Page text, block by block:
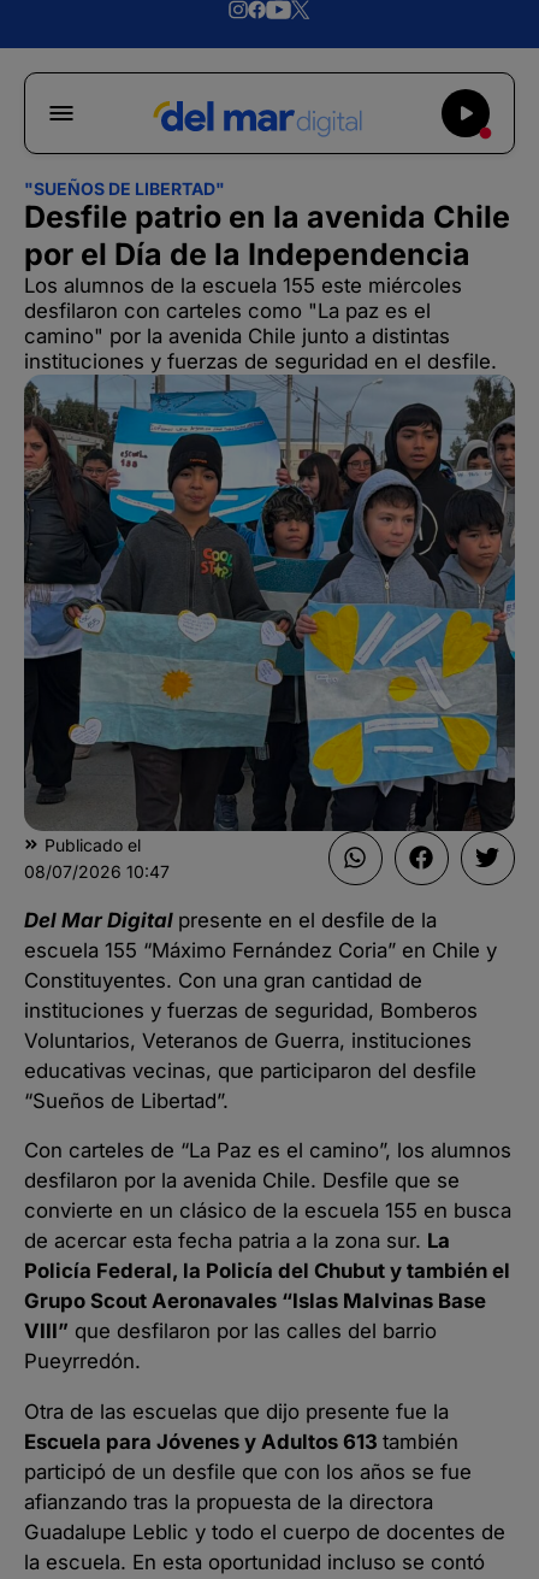
"SUEÑOS DE LIBERTAD"
Desfile patrio en la avenida Chile
por el Día de la Independencia
Los alumnos de la escuela 155 este miércoles
desfilaron con carteles como "La paz es el
camino" por la avenida Chile junto a distintas
instituciones y fuerzas de seguridad en el desfile.
Publicado el
08/07/2026 10:47
Del Mar Digital presente en el desfile de la
escuela 155 “Máximo Fernández Coria” en Chile y
Constituyentes. Con una gran cantidad de
instituciones y fuerzas de seguridad, Bomberos
Voluntarios, Veteranos de Guerra, instituciones
educativas vecinas, que participaron del desfile
“Sueños de Libertad”.
Con carteles de “La Paz es el camino”, los alumnos
desfilaron por la avenida Chile. Desfile que se
convierte en un clásico de la escuela 155 en busca
de acercar esta fecha patria a la zona sur. La
Policía Federal, la Policía del Chubut y también el
Grupo Scout Aeronavales “Islas Malvinas Base
VIII” que desfilaron por las calles del barrio
Pueyrredón.
Otra de las escuelas que dijo presente fue la
Escuela para Jóvenes y Adultos 613 también
participó de un desfile que con los años se fue
afianzando tras la propuesta de la directora
Guadalupe Leblic y todo el cuerpo de docentes de
la escuela. En esta oportunidad incluso se contó